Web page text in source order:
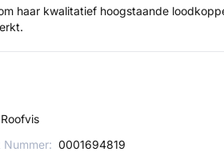
haar kwalitatief hoogstaande
Roofvis
Nummer: 0001694819